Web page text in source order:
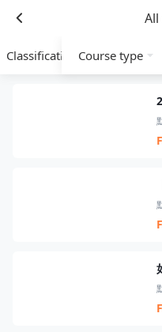
Classification Course type